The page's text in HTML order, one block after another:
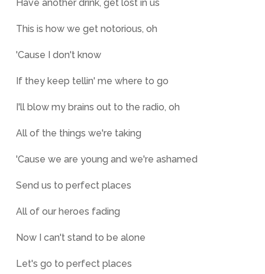
Have another drink, get lost in us
This is how we get notorious, oh
'Cause I don't know
If they keep tellin' me where to go
I'll blow my brains out to the radio, oh
All of the things we're taking
'Cause we are young and we're ashamed
Send us to perfect places
All of our heroes fading
Now I can't stand to be alone
Let's go to perfect places